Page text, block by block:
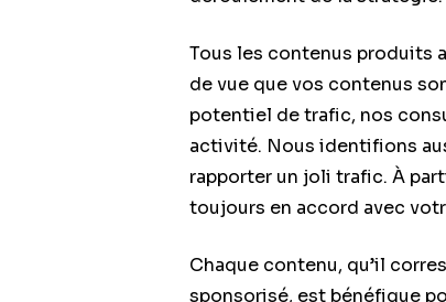
Tous les contenus produits
de vue que vos contenus
potentiel de trafic, nos
activité. Nous identifions
rapporter un joli trafic. À
toujours en accord avec
Chaque contenu, qu’il
sponsorisé, est bénéfique